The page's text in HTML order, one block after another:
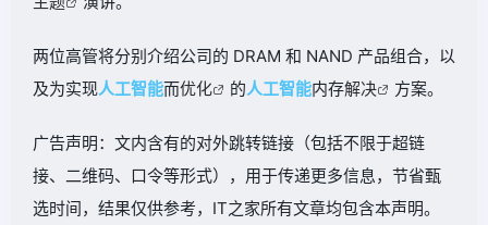
两位高管将分别介绍公司的 DRAM 和 NAND 产品组合，以
及为实现人工智能而优化 的人工智能内存解决 方案。
广告声明：文内含有的对外跳转链接（包括不限于超链
接、二维码、口令等形式），用于传递更多信息，节省甄
选时间，结果仅供参考，IT之家所有文章均包含本声明。